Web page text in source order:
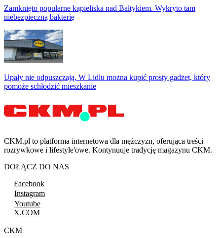
Zamknięto popularne kąpieliska nad Bałtykiem. Wykryto tam
niebezpieczną bakterię
Upały nie odpuszczają. W Lidlu można kupić prosty gadżet, który
pomoże schłodzić mieszkanie
CKM.pl to platforma internetowa dla mężczyzn, oferująca treści
rozrywkowe i lifestyle'owe. Kontynuuje tradycję magazynu CKM.
DOŁĄCZ DO NAS
Facebook
Instagram
Youtube
X.COM
CKM